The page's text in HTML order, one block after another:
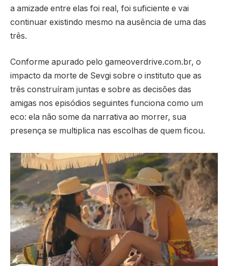
a amizade entre elas foi real, foi suficiente e vai
continuar existindo mesmo na ausência de uma das
três.
Conforme apurado pelo gameoverdrive.com.br, o
impacto da morte de Sevgi sobre o instituto que as
três construíram juntas e sobre as decisões das
amigas nos episódios seguintes funciona como um
eco: ela não some da narrativa ao morrer, sua
presença se multiplica nas escolhas de quem ficou.